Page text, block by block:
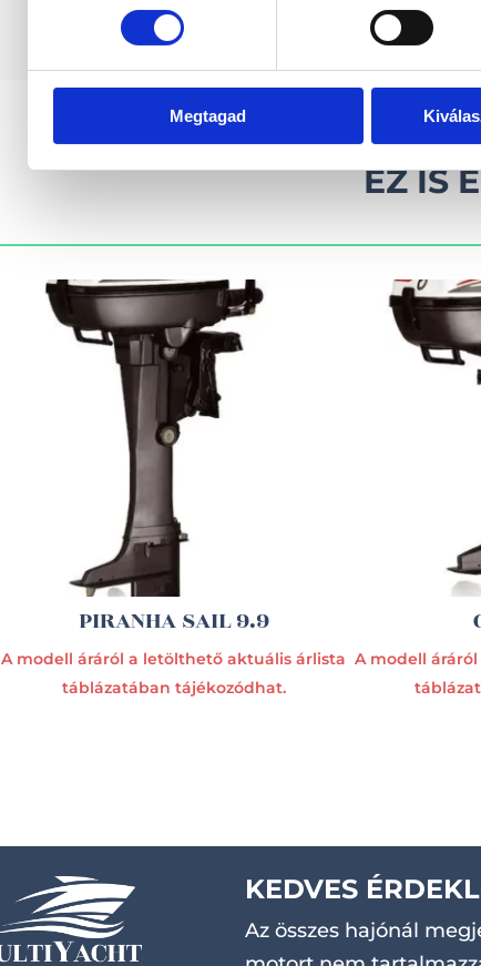
Megtagad
EZ IS
PIRANHA SAIL 9.9
A modell áráról a letölthető aktuális árlista
táblázatában tájékozódhat.
A modell
KEDVES
Az összes hajónál